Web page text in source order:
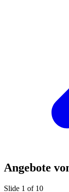
Angebote
Slide 1 of 10